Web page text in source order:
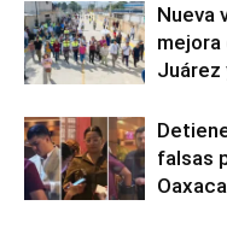
Nueva
Juárez
falsas
Oaxaca